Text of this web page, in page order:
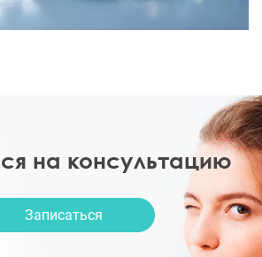
на консультацию
Записаться